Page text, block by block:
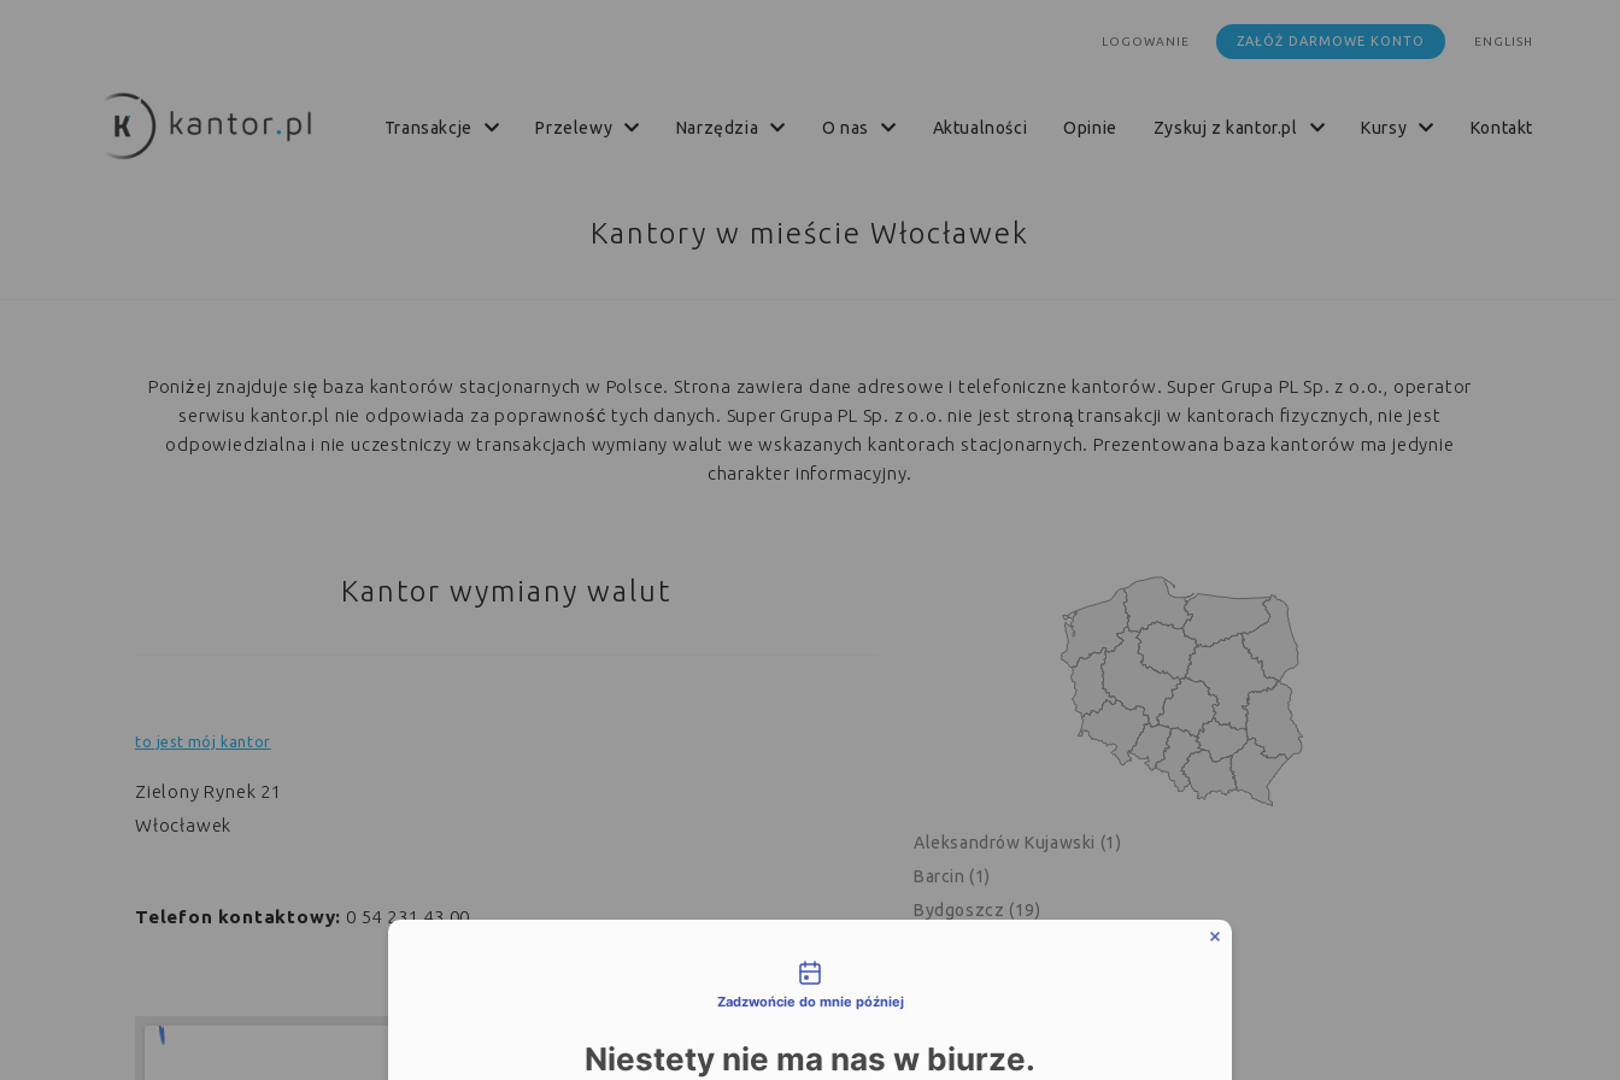
LOGOWANIE ZAŁÓŻ DARMOWE KONTO ENGLISH
transakcje przelewy narzędzia o nas aktualności opinie zyskuj z kantor.pl kursy kontakt
Kantory w mieście Włocławek
Poniżej znajduje się baza kantorów stacjonarnych w Polsce. Strona zawiera dane adresowe i telefoniczne kantorów. Super Grupa PL Sp. z o.o., operator
serwisu kantor.pl nie odpowiada za poprawność tych danych. Super Grupa PL Sp. z o.o. nie jest stroną transakcji w kantorach fizycznych, nie jest
odpowiedzialna i nie uczestniczy w transakcjach wymiany walut we wskazanych kantorach stacjonarnych. Prezentowana baza kantorów ma jedynie
charakter informacyjny.
Kantor wymiany walut
to jest mój kantor
Zielony Rynek 21
Włocławek
Telefon kontaktowy: 0 54 231 43 00
Aleksandrów Kujawski (1)
Barcin (1)
Bydgoszcz (19)
Golub-Dobrzyń (3)
Zadzwońcie do mnie później
Niestety nie ma nas w biurze.